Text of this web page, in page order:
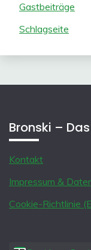
Gastbeiträge
Schlagseite
Bronski –
Kontakt
Impressum &
Cookie-Richtlinie